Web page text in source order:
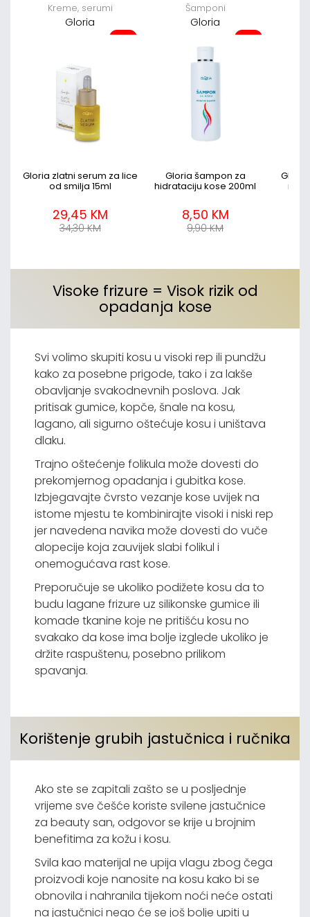
Kreme, serumi
Gloria
-14%
Gloria zlatni serum za lice
od smilja 15ml
29,45 KM
34,30 KM
Šamponi
Gloria
-14%
Gloria šampon za
hidrataciju kose 200ml
8,50 KM
9,90 KM
Visoke frizure = Visok rizik od
opadanja kose
Svi volimo skupiti kosu u visoki rep ili pundžu
kako za posebne prigode, tako i za lakše
obavljanje svakodnevnih poslova. Jak
pritisak gumice, kopče, šnale na kosu,
lagano, ali sigurno oštećuje kosu i uništava
dlaku.
Trajno oštećenje folikula može dovesti do
prekomjernog opadanja i gubitka kose.
Izbjegavajte čvrsto vezanje kose uvijek na
istome mjestu te kombinirajte visoki i niski rep
jer navedena navika može dovesti do vuče
alopecije koja zauvijek slabi folikul i
onemogućava rast kose.
Preporučuje se ukoliko podižete kosu da to
budu lagane frizure uz silikonske gumice ili
komade tkanine koje ne pritišću kosu no
svakako da kose ima bolje izglede ukoliko je
držite raspuštenu, posebno prilikom
spavanja.
Korištenje grubih jastučnica i ručnika
Ako ste se zapitali zašto se u posljednje
vrijeme sve češće koriste svilene jastučnice
za beauty san, odgovor se krije u brojnim
benefitima za kožu i kosu.
Svila kao materijal ne upija vlagu zbog čega
proizvodi koje nanosite na kosu kako bi se
obnovila i nahranila tijekom noći neće ostati
na jastučnici nego će se još bolje upiti u